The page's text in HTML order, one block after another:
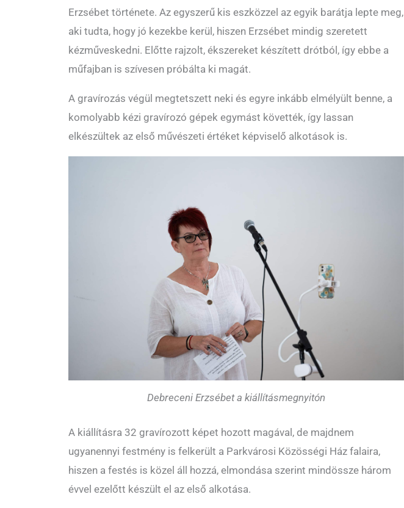
Erzsébet története. Az egyszerű kis eszközzel az egyik barátja lepte meg,
aki tudta, hogy jó kezekbe kerül, hiszen Erzsébet mindig szeretett
kézműveskedni. Előtte rajzolt, ékszereket készített drótból, így ebbe a
műfajban is szívesen próbálta ki magát.
A gravírozás végül megtetszett neki és egyre inkább elmélyült benne, a
komolyabb kézi gravírozó gépek egymást követték, így lassan
elkészültek az első művészeti értéket képviselő alkotások is.
Debreceni Erzsébet a kiállításmegnyitón
A kiállításra 32 gravírozott képet hozott magával, de majdnem
ugyanennyi festmény is felkerült a Parkvárosi Közösségi Ház falaira,
hiszen a festés is közel áll hozzá, elmondása szerint mindössze három
évvel ezelőtt készült el az első alkotása.